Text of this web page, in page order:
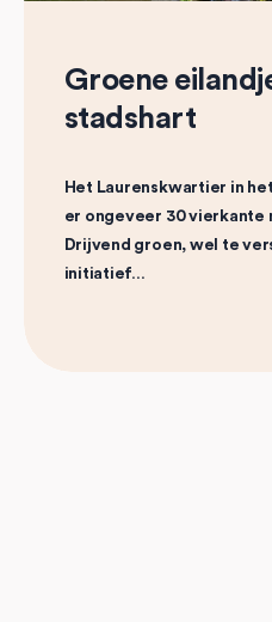
Groene
stadshart
Het Laurenskwartier in
er ongeveer 30 vierkante
Drijvend groen, wel te
initiatief…